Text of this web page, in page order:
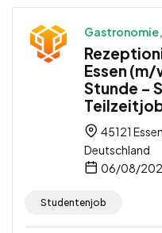
Essen
Stunde –
45121
Deutschland
06/08/
Studentenjob